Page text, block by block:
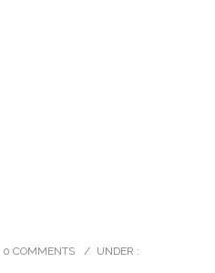
0 COMMENTS / UNDER :